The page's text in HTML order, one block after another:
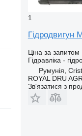
1
Гідродвигун
Ціна за запитом
Гідравліка -
Румунія,
ROYAL DRU
Зв'язатися з